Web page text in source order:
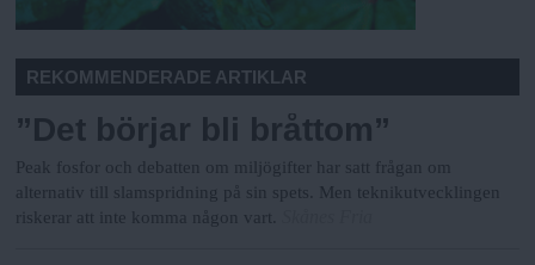
REKOMMENDERADE ARTIKLAR
”Det börjar bli bråttom”
Peak fosfor och debatten om miljögifter har satt frågan om
alternativ till slamspridning på sin spets. Men teknikutvecklingen
riskerar att inte komma någon vart.